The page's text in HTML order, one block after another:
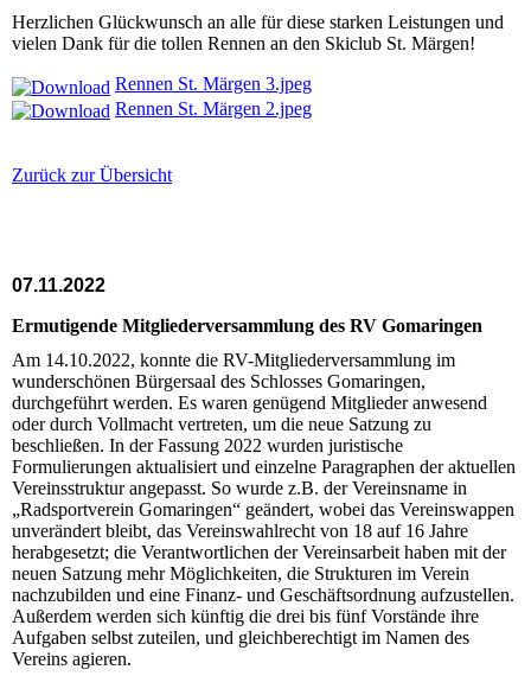
Herzlichen Glückwunsch an alle für diese starken Leistungen und
vielen Dank für die tollen Rennen an den Skiclub St. Märgen!
Rennen St. Märgen 3.jpeg
Rennen St. Märgen 2.jpeg
Zurück zur Übersicht
07.11.2022
Ermutigende Mitgliederversammlung des RV Gomaringen
Am 14.10.2022, konnte die RV-Mitgliederversammlung im
wunderschönen Bürgersaal des Schlosses Gomaringen,
durchgeführt werden. Es waren genügend Mitglieder anwesend
oder durch Vollmacht vertreten, um die neue Satzung zu
beschließen. In der Fassung 2022 wurden juristische
Formulierungen aktualisiert und einzelne Paragraphen der aktuellen
Vereinsstruktur angepasst. So wurde z.B. der Vereinsname in
„Radsportverein Gomaringen“ geändert, wobei das Vereinswappen
unverändert bleibt, das Vereinswahlrecht von 18 auf 16 Jahre
herabgesetzt; die Verantwortlichen der Vereinsarbeit haben mit der
neuen Satzung mehr Möglichkeiten, die Strukturen im Verein
nachzubilden und eine Finanz- und Geschäftsordnung aufzustellen.
Außerdem werden sich künftig die drei bis fünf Vorstände ihre
Aufgaben selbst zuteilen, und gleichberechtigt im Namen des
Vereins agieren.